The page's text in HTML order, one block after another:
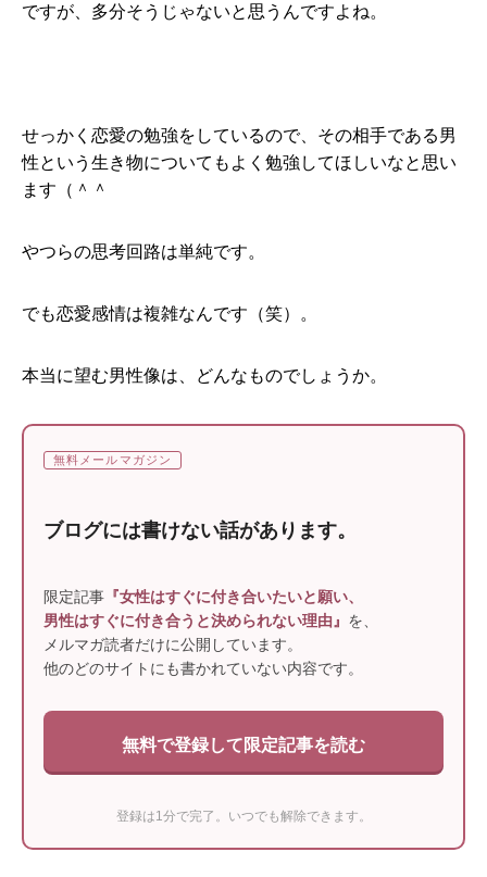
ですが、多分そうじゃないと思うんですよね。
せっかく恋愛の勉強をしているので、その相手である男
性という生き物についてもよく勉強してほしいなと思い
ます（＾＾
やつらの思考回路は単純です。
でも恋愛感情は複雑なんです（笑）。
本当に望む男性像は、どんなものでしょうか。
無料メールマガジン
ブログには書けない話があります。
限定記事 『女性はすぐに付き合いたいと願い、
男性はすぐに付き合うと決められない理由』 を、
メルマガ読者だけに公開しています。
他のどのサイトにも書かれていない内容です。
無料で登録して限定記事を読む
登録は1分で完了。いつでも解除できます。